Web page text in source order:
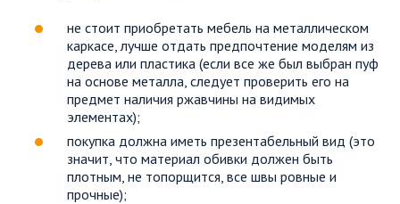
не стоит приобретать мебель на металлическом
каркасе, лучше отдать предпочтение моделям из
дерева или пластика (если все же был выбран пуф
на основе металла, следует проверить его на
предмет наличия ржавчины на видимых
элементах);
покупка должна иметь презентабельный вид (это
значит, что материал обивки должен быть
плотным, не топорщится, все швы ровные и
прочные);